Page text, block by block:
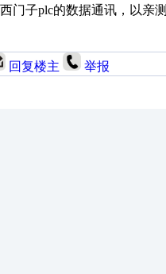
门子plc的数据通讯，以亲
回复楼主 举报